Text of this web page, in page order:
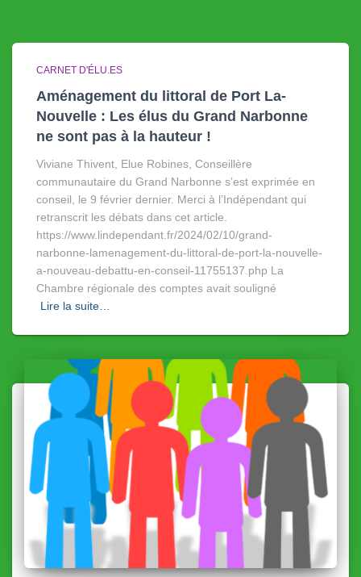
CARNET D'ÉLU.ES
Aménagement du littoral de Port La-
Nouvelle : Les élus du Grand Narbonne
ne sont pas à la hauteur !
Viviane Thivent, Elue Robines, Conseillère
communautaire du Grand Narbonne s’est exprimée en
conseil, le 9 février dernier. Merci à l’Indépendant qui
retranscrit les débats dans cet article.
https://www.lindependant.fr/2024/02/10/grand-
narbonne-lamenagement-du-littoral-de-port-la-nouvelle-
a-nouveau-debattu-en-conseil-11755137.php La
Chambre régionale des comptes avait souligné
Lire la suite…